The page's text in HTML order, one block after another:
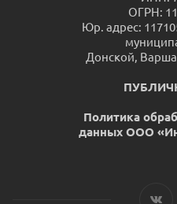
ОГРН:
Юр. адрес:
Донской,
Политика
данных ООО